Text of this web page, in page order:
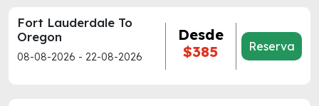
Fort Lauderdale To
Oregon
08-08-2026 - 22-08-2026
Desde
$385
Reserva